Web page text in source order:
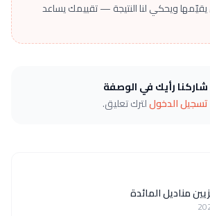
ويحكي لنا النتيجة — تقييمك يساعد
شاركنا رأيك في الوصفة
تسجيل الدخوللترك تعليق.
مناديل المائدة